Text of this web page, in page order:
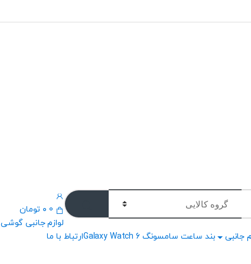
0 ۰ تومان
لوازم جانبی گوشی Galaxy S25
جانبی بند ساعت سامسونگ Galaxy Watch 6
ارتباط با ما